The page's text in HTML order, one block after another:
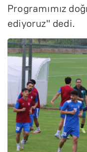
Programımız
ediyoruz" dedi.